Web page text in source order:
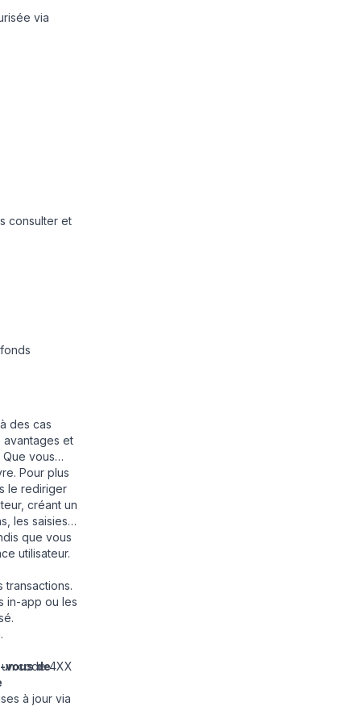
via
consulter et
des cas
avantages et
vous
Pour plus
le rediriger
créant un
les saisies
que vous
utilisateur.
in-app ou les
code 4XX
à jour via
vous de